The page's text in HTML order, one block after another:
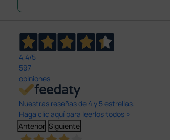
4,4/5
597
opiniones
Nuestras reseñas de 4 y 5 estrellas.
Haga clic aquí para leerlos todos >
Anterior Siguiente